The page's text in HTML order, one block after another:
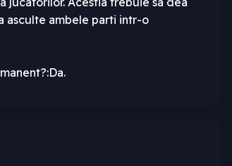
asculte ambele parti intr-o